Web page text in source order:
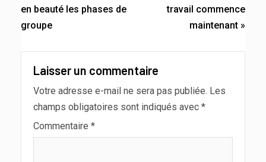
en beauté les phases de
groupe
travail commence
maintenant »
Laisser un commentaire
Votre adresse e-mail ne sera pas publiée. Les
champs obligatoires sont indiqués avec *
Commentaire *